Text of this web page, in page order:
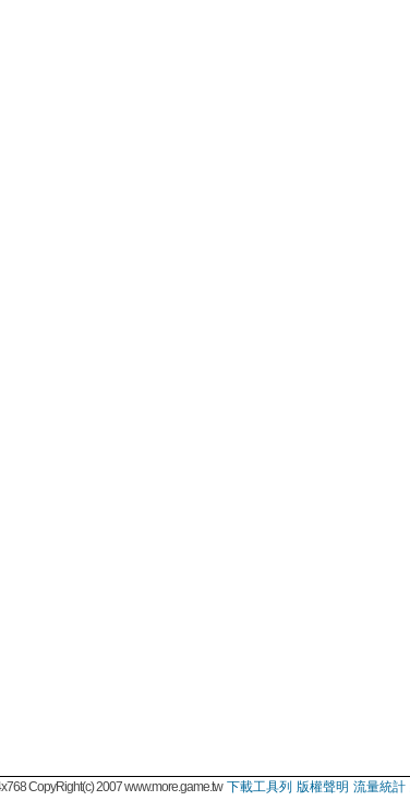
CopyRight(c) 2007 www.more.game.tw 下載工具列 版權聲明 流量統計